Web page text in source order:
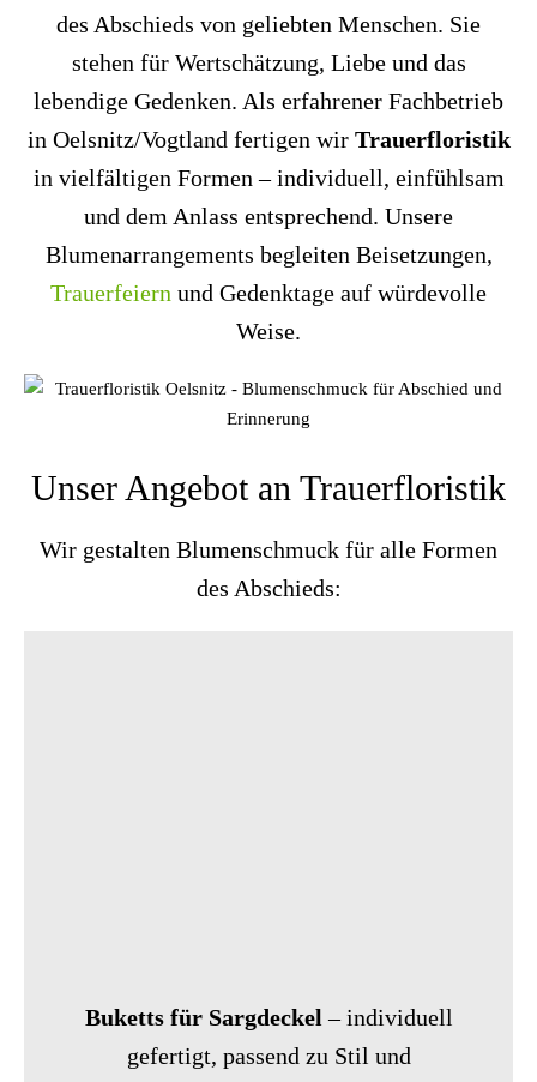
des Abschieds von geliebten Menschen. Sie
stehen für Wertschätzung, Liebe und das
lebendige Gedenken. Als erfahrener Fachbetrieb
in Oelsnitz/Vogtland fertigen wir Trauerfloristik
in vielfältigen Formen – individuell, einfühlsam
und dem Anlass entsprechend. Unsere
Blumenarrangements begleiten Beisetzungen,
Trauerfeiern und Gedenktage auf würdevolle
Weise.
Unser Angebot an Trauerfloristik
Wir gestalten Blumenschmuck für alle Formen
des Abschieds:
Buketts für Sargdeckel – individuell
gefertigt, passend zu Stil und